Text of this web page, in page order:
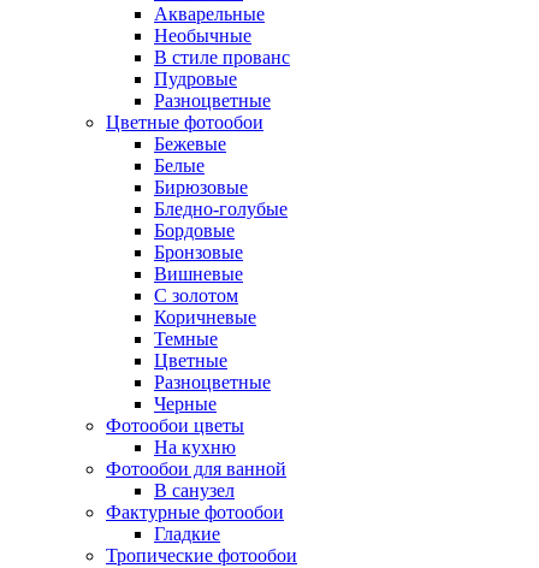
Акварельные
Необычные
В стиле прованс
Пудровые
Разноцветные
Цветные фотообои
Бежевые
Белые
Бирюзовые
Бледно-голубые
Бордовые
Бронзовые
Вишневые
С золотом
Коричневые
Темные
Цветные
Разноцветные
Черные
Фотообои цветы
На кухню
Фотообои для ванной
В санузел
Фактурные фотообои
Гладкие
Тропические фотообои